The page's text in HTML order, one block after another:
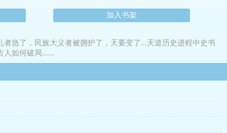
加入书架
急了，民族大义者被拥护了，天要变了...天道历史进程中史书
人如何破局......